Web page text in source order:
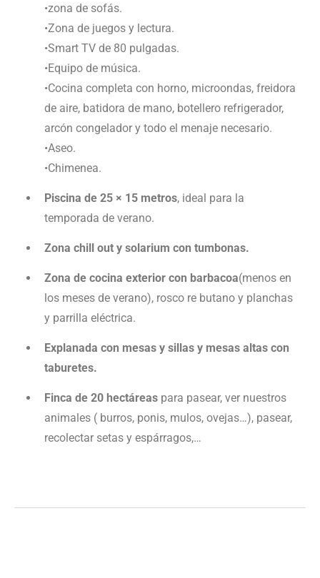
•zona de sofás.
•Zona de juegos y lectura.
•Smart TV de 80 pulgadas.
•Equipo de música.
•Cocina completa con horno, microondas, freidora
de aire, batidora de mano, botellero refrigerador,
arcón congelador y todo el menaje necesario.
•Aseo.
•Chimenea.
Piscina de 25 × 15 metros, ideal para la
temporada de verano.
Zona chill out y solarium con tumbonas.
Zona de cocina exterior con barbacoa(menos en
los meses de verano), rosco re butano y planchas
y parrilla eléctrica.
Explanada con mesas y sillas y mesas altas con
taburetes.
Finca de 20 hectáreas para pasear, ver nuestros
animales ( burros, ponis, mulos, ovejas…), pasear,
recolectar setas y espárragos,…